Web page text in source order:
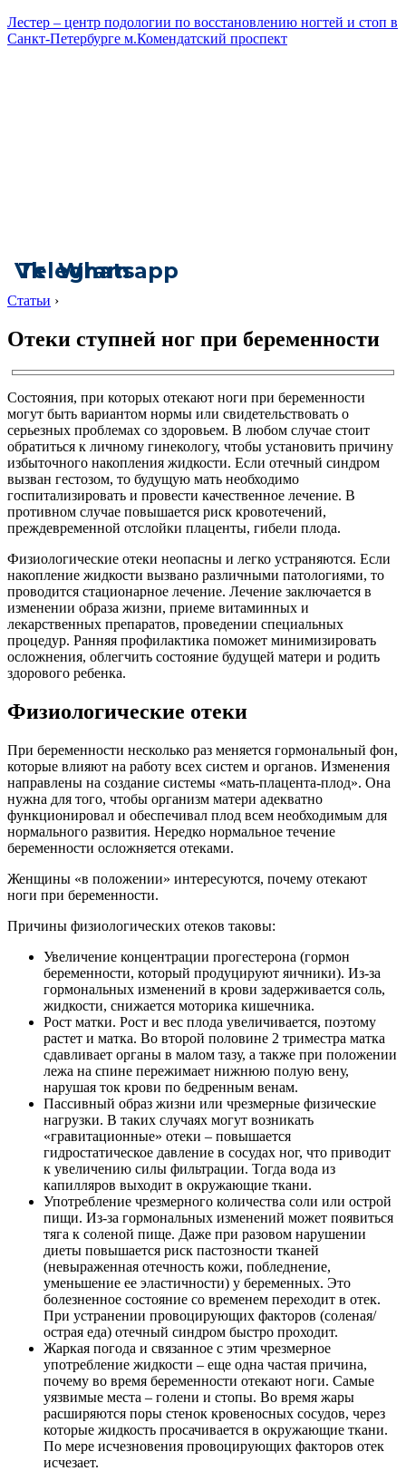
Лестер – центр подологии по восстановлению ногтей и стоп в
Санкт-Петербурге м.Комендатский проспект
Vk
Telegram
Whatsapp
Статьи ›
Отеки ступней ног при беременности
Состояния, при которых отекают ноги при беременности
могут быть вариантом нормы или свидетельствовать о
серьезных проблемах со здоровьем. В любом случае стоит
обратиться к личному гинекологу, чтобы установить причину
избыточного накопления жидкости. Если отечный синдром
вызван гестозом, то будущую мать необходимо
госпитализировать и провести качественное лечение. В
противном случае повышается риск кровотечений,
преждевременной отслойки плаценты, гибели плода.
Физиологические отеки неопасны и легко устраняются. Если
накопление жидкости вызвано различными патологиями, то
проводится стационарное лечение. Лечение заключается в
изменении образа жизни, приеме витаминных и
лекарственных препаратов, проведении специальных
процедур. Ранняя профилактика поможет минимизировать
осложнения, облегчить состояние будущей матери и родить
здорового ребенка.
Физиологические отеки
При беременности несколько раз меняется гормональный фон,
которые влияют на работу всех систем и органов. Изменения
направлены на создание системы «мать-плацента-плод». Она
нужна для того, чтобы организм матери адекватно
функционировал и обеспечивал плод всем необходимым для
нормального развития. Нередко нормальное течение
беременности осложняется отеками.
Женщины «в положении» интересуются, почему отекают
ноги при беременности.
Причины физиологических отеков таковы:
Увеличение концентрации прогестерона (гормон
беременности, который продуцируют яичники). Из-за
гормональных изменений в крови задерживается соль,
жидкости, снижается моторика кишечника.
Рост матки. Рост и вес плода увеличивается, поэтому
растет и матка. Во второй половине 2 триместра матка
сдавливает органы в малом тазу, а также при положении
лежа на спине пережимает нижнюю полую вену,
нарушая ток крови по бедренным венам.
Пассивный образ жизни или чрезмерные физические
нагрузки. В таких случаях могут возникать
«гравитационные» отеки – повышается
гидростатическое давление в сосудах ног, что приводит
к увеличению силы фильтрации. Тогда вода из
капилляров выходит в окружающие ткани.
Употребление чрезмерного количества соли или острой
пищи. Из-за гормональных изменений может появиться
тяга к соленой пище. Даже при разовом нарушении
диеты повышается риск пастозности тканей
(невыраженная отечность кожи, побледнение,
уменьшение ее эластичности) у беременных. Это
болезненное состояние со временем переходит в отек.
При устранении провоцирующих факторов (соленая/
острая еда) отечный синдром быстро проходит.
Жаркая погода и связанное с этим чрезмерное
употребление жидкости – еще одна частая причина,
почему во время беременности отекают ноги. Самые
уязвимые места – голени и стопы. Во время жары
расширяются поры стенок кровеносных сосудов, через
которые жидкость просачивается в окружающие ткани.
По мере исчезновения провоцирующих факторов отек
исчезает.